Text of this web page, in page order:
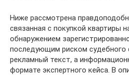
Ниже рассмотрена
связанная с покупкой квартиры
обнаружением
последующим риском судебного
рекламный текст, а
формате экспертного кейса. В